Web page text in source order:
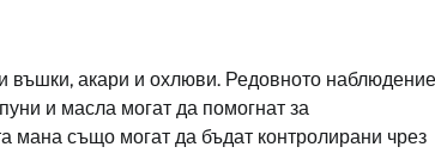
въшки, акари и охлюви. Редовното
и масла могат да помогнат за
мана също могат да бъдат контролирани чрез